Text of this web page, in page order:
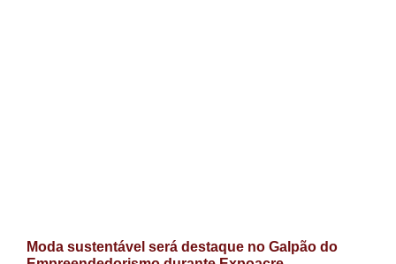
Moda sustentável será destaque no Galpão do